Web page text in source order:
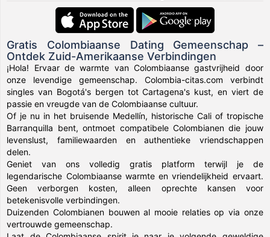
Gratis Colombiaanse Dating Gemeenschap –
Ontdek Zuid-Amerikaanse Verbindingen
¡Hola! Ervaar de warmte van Colombiaanse gastvrijheid door
onze levendige gemeenschap. Colombia-citas.com verbindt
singles van Bogotá's bergen tot Cartagena's kust, en viert de
passie en vreugde van de Colombiaanse cultuur.
Of je nu in het bruisende Medellín, historische Cali of tropische
Barranquilla bent, ontmoet compatibele Colombianen die jouw
levenslust, familiewaarden en authentieke vriendschappen
delen.
Geniet van ons volledig gratis platform terwijl je de
legendarische Colombiaanse warmte en vriendelijkheid ervaart.
Geen verborgen kosten, alleen oprechte kansen voor
betekenisvolle verbindingen.
Duizenden Colombianen bouwen al mooie relaties op via onze
vertrouwde gemeenschap.